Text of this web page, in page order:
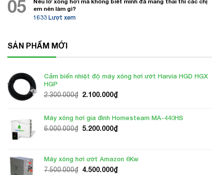
05
em nên làm gì?
1633 Lượt xem
SẢN PHẨM MỚI
Cảm biến nhiệt độ máy xông hơi ướt Harvia HGD HGX
HGP
2.300.000₫ Giá
2.300.000₫.
2.100.000₫Giá
là:
2.100.000₫.
Máy xông hơi gia đình Homesteam MA-440HS
6.000.000₫ Giá
5.200.000₫Giá
5.200.000₫.
Máy xông hơi ướt Amazon 6Kw
7.500.000₫ Giá
4.500.000₫Giá